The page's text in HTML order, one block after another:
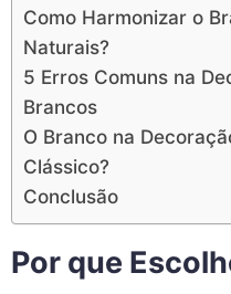
Como Harmonizar o
Naturais?
5 Erros Comuns na
Brancos
O Branco na
Clássico?
Conclusão
Por que